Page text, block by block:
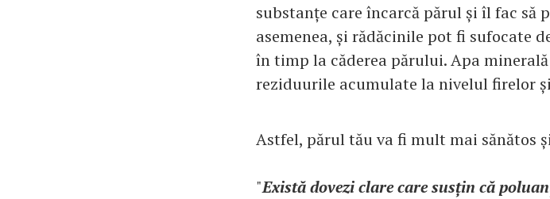
substanțe care încarcă părul și îl fac să
asemenea, și rădăcinile pot fi sufocate
în timp la căderea părului. Apa
reziduurile acumulate la nivelul firelor
Astfel, părul tău va fi mult mai sănătos
"Există dovezi clare care susțin că